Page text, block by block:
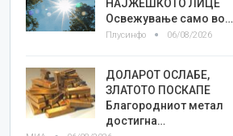
НАЈЖЕШКОТО ЛИЦE
Освежување само во…
Плусинфо 06/08/2026
ДОЛАРОТ ОСЛАБЕ,
ЗЛАТОТО ПОСКАПЕ
Благородниот метал
достигна…